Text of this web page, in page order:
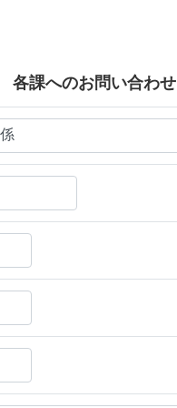
各課へのお問い合わせ